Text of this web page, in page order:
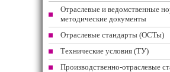
Отраслевые и ведомственные
методические документы
Отраслевые стандарты (ОСТы)
Технические условия (ТУ)
Производственно-отраслевые